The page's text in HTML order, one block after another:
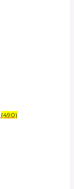
(490)